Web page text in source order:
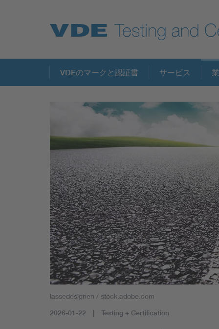
Key Topics
VDEのマークと認証書 サービス
lassedesignen / stock.adobe.com
2026-01-22 Testing + Certification